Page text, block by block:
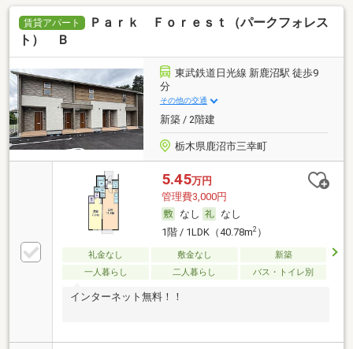
賃貸アパート
Ｐａｒｋ Ｆｏｒｅｓｔ（パークフォレス
ト） Ｂ
東武鉄道日光線 新鹿沼駅 徒歩9
分
その他の交通
新築 / 2階建
栃木県鹿沼市三幸町
5.45万円
管理費3,000円
なし
なし
1階 / 1LDK（40.78m2）
礼金なし 敷金なし
新築
一人暮らし
二人暮らし バス・トイレ別
インターネット無料！！